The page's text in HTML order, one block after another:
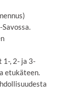
, 2- ja 3-
etukäteen.